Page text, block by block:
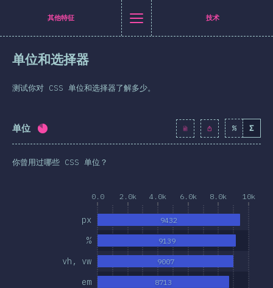
Hans] general.title
[zh-Hans] general.back_to_intro
[zh-Hans] general.close_nav
者统计
特性
布局
至 Facebook
分享至 LinkedIn
通过邮件分享
其他特征 技术
单位和选择器
测试你对 CSS 单位和选择器了解多少。
单位 完成率: % Σ
你曾用过哪些 CSS 单位？
0.0 2.0k 4.0k 6.0k 8.0k 10k
em
vh, vw
%
px
8713
9007
9139
9432
Navigated to [zh-Hans] general.title